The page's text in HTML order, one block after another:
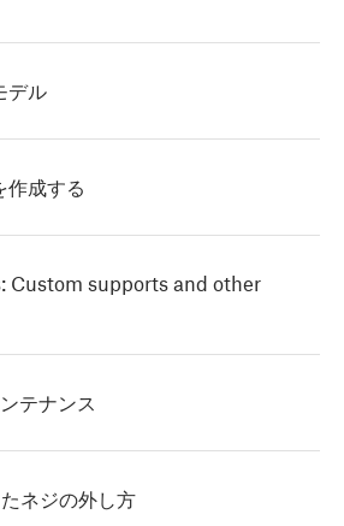
デル
作成する
Custom supports and other
テナンス
ネジの外し方